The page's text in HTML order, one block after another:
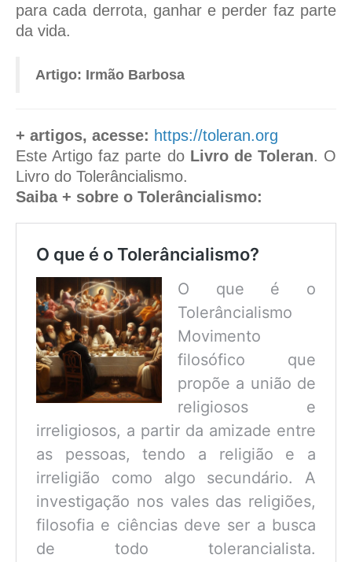
para cada derrota, ganhar e perder faz parte
da vida.
Artigo: Irmão Barbosa
+ artigos, acesse: https://toleran.org
Este Artigo faz parte do Livro de Toleran. O
Livro do Tolerâncialismo.
Saiba + sobre o Tolerâncialismo:
O que é o Tolerâncialismo?
O que é o
Tolerâncialismo
Movimento
filosófico que
propõe a união de
religiosos e
irreligiosos, a partir da amizade entre
as pessoas, tendo a religião e a
irreligião como algo secundário. A
investigação nos vales das religiões,
filosofia e ciências deve ser a busca
de todo tolerancialista.